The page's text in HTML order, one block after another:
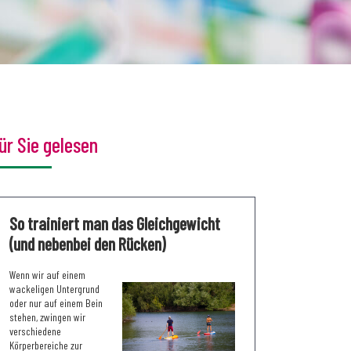
Sie gelesen
So trainiert man das Gleichgewicht
(und nebenbei den Rücken)
Wenn wir auf einem
wackeligen Untergrund
oder nur auf einem Bein
stehen, zwingen wir
verschiedene
Körperbereiche zur